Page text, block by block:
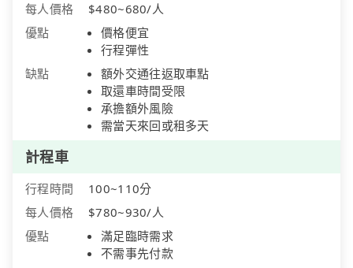
每人價格
$480~680/人
優點
價格便宜
行程彈性
缺點
額外交通往返取車點
取還車時間受限
承擔額外風險
需當天來回或租多天
計程車
行程時間
100~110分
每人價格
$780~930/人
優點
滿足臨時需求
不需事先付款